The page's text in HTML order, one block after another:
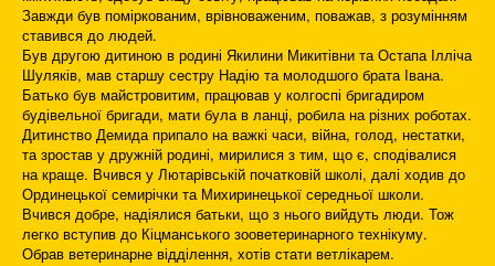
Завжди був поміркованим, врівноваженим, поважав, з розумінням
ставився до людей.
Був другою дитиною в родині Якилини Микитівни та Остапа Ілліча
Шуляків, мав старшу сестру Надію та молодшого брата Івана.
Батько був майстровитим, працював у колгоспі бригадиром
будівельної бригади, мати була в ланці, робила на різних роботах.
Дитинство Демида припало на важкі часи, війна, голод, нестатки,
та зростав у дружній родині, мирилися з тим, що є, сподівалися
на краще. Вчився у Лютарівській початковій школі, далі ходив до
Ординецької семирічки та Михиринецької середньої школи.
Вчився добре, надіялися батьки, що з нього вийдуть люди. Тож
легко вступив до Кіцманського зооветеринарного технікуму.
Обрав ветеринарне відділення, хотів стати ветлікарем.